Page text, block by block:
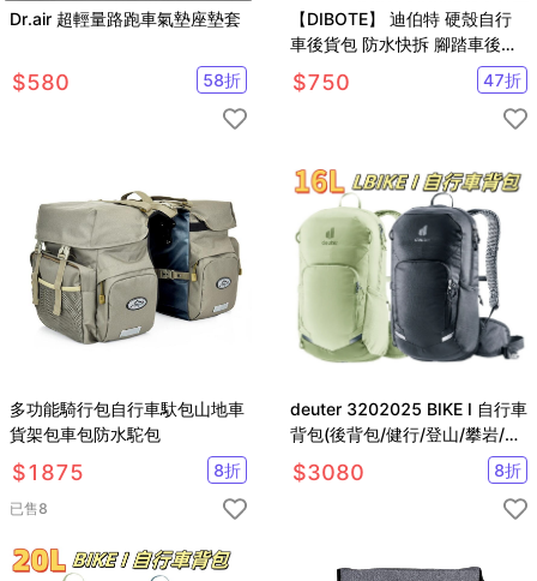
Dr.air 超輕量路跑車氣墊座墊套
$580 58折
【DIBOTE】 迪伯特 硬殼自行
車後貨包 防水快拆 腳踏車後架
包 附背帶
$750 47折
多功能騎行包自行車馱包山地車
貨架包車包防水駝包
$1875 8折
已售8
deuter 3202025 BIKE I 自行車
背包(後背包/健行/登山/攀岩/滑
雪/單車/旅遊)
$3080 8折